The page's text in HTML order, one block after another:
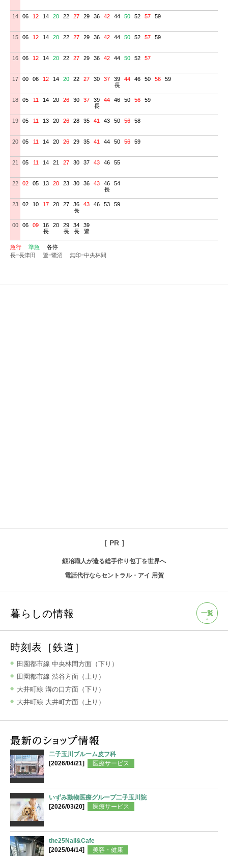
14 06 12 14 20 22 27 29 36 42 44 50 52 57 59
15 06 12 14 20 22 27 29 36 42 44 50 52 57 59
16 06 12 14 20 22 27 29 36 42 44 50 52 57
17 00 06 12 14 20 22 27 30 37
39
長
44 46 50 56 59
18 05 11 14 20 26 30 37
39
長
44 46 50 56 59
19 05 11 13 20 26 28 35 41 43 50 56 58
20 05 11 14 20 26 29 35 41 44 50 56 59
21 05 11 14 21 27 30 37 43 46 55
22 02 05 13 20 23 30 36 43
46
長
54
23 02 10 17 20 27
36
長
43 46 53 59
00 06 09
16
長
20
29
長
34
長
39
鷺
急行 準急
各停
長=長津田
鷺=鷺沼 無印=中央林間
［ PR ］
鍛冶職人が造る総手作り包丁を世界へ
電話代行ならセントラル・アイ 用賀
一覧
暮らしの情報
時刻表［鉄道］
田園都市線 中央林間方面（下り）
田園都市線 渋谷方面（上り）
大井町線 溝の口方面（下り）
大井町線 大井町方面（上り）
二子玉川ブルーム皮フ科
[2026/04/21]
医療サービス
いずみ動物医療グループ二子玉川院
[2026/03/20]
医療サービス
the25Nail&Cafe
[2025/04/14]
美容・健康